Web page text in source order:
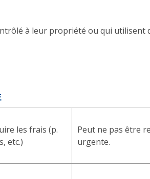
à leur propriété ou qui utilisent
les frais (p.
etc.)
Peut ne pas être
urgente.